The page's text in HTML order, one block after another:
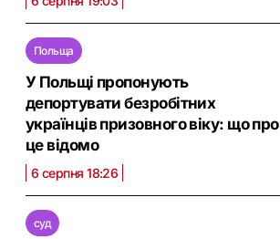
Польща
У Польщі пропонують
депортувати безробітних
українців призовного віку: що про
це відомо
6 серпня 18:26
суд